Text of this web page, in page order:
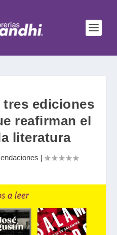
tres ediciones
reafirman el
literatura
|